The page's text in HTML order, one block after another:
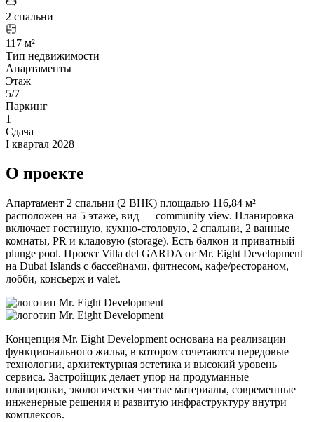
2 спальни
117 м²
Тип недвижимости
Апартаменты
Этаж
5/7
Паркинг
1
Сдача
I квартал 2028
О проекте
Апартамент 2 спальни (2 BHK) площадью 116,84 м²
расположен на 5 этаже, вид — community view. Планировка
включает гостиную, кухню-столовую, 2 спальни, 2 ванные
комнаты, PR и кладовую (storage). Есть балкон и приватный
plunge pool. Проект Villa del GARDA от Mr. Eight Development
на Dubai Islands с бассейнами, фитнесом, кафе/рестораном,
лобби, консьерж и valet.
Концепция Mr. Eight Development основана на реализации
функционального жилья, в котором сочетаются передовые
технологии, архитектурная эстетика и высокий уровень
сервиса. Застройщик делает упор на продуманные
планировки, экологически чистые материалы, современные
инженерные решения и развитую инфраструктуру внутри
комплексов.